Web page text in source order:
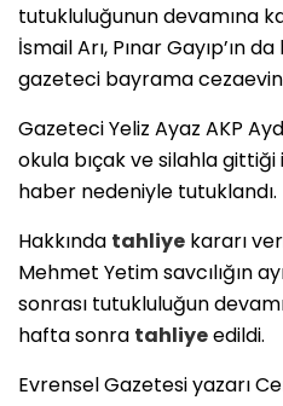
tutukluluğunun devamına
İsmail Arı, Pınar Gayıp’ın
gazeteci bayrama
Gazeteci Yeliz Ayaz AKP
okula bıçak ve silahla gittiği
haber nedeniyle tutuklandı.
Hakkında tahliye kararı
Mehmet Yetim savcılığın
sonrası tutukluluğun
hafta sonra tahliyeedildi.
Evrensel Gazetesi yazarı